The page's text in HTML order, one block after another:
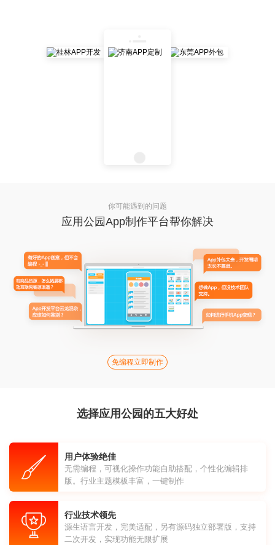
你可能遇到的问题
应用公园App制作平台帮你解决
免编程立即制作
选择应用公园的五大好处
用户体验绝佳
无需编程，可视化操作功能自助搭配，个性化编辑排
版。行业主题模板丰富，一键制作
行业技术领先
源生语言开发，完美适配，另有源码独立部署版，支持
二次开发，实现功能无限扩展